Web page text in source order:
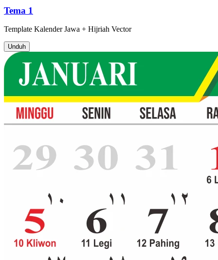
Tema 1
Template Kalender Jawa + Hijriah Vector
Unduh